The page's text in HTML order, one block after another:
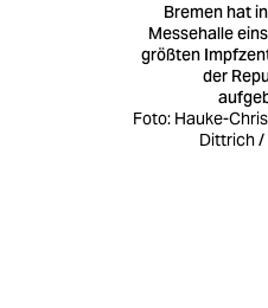
Bremen hat
Messehalle
größten
der
Foto: Hauke-
Dittrich /